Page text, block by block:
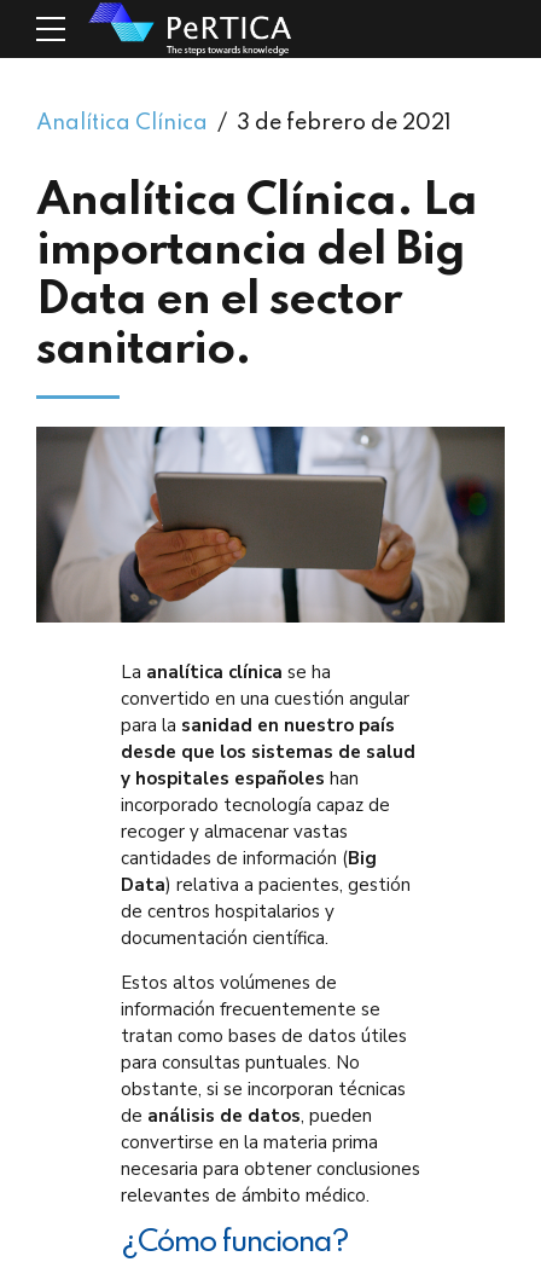
Analítica Clínica 3 de febrero de 2021
Analítica Clínica. La
importancia del Big
Data en el sector
sanitario.
La analítica clínica se ha
convertido en una cuestión angular
para la sanidad en nuestro país
desde que los sistemas de salud
y hospitales españoles han
incorporado tecnología capaz de
recoger y almacenar vastas
cantidades de información (Big
Data) relativa a pacientes, gestión
de centros hospitalarios y
documentación científica.
Estos altos volúmenes de
información frecuentemente se
tratan como bases de datos útiles
para consultas puntuales. No
obstante, si se incorporan técnicas
de análisis de datos, pueden
convertirse en la materia prima
necesaria para obtener conclusiones
relevantes de ámbito médico.
¿Cómo funciona?